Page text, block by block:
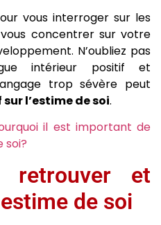
vous interroger sur les
concentrer sur votre
N’oubliez pas
intérieur positif et
trop sévère peut
l’estime de soi.
il est important de
soi?
et
de soi